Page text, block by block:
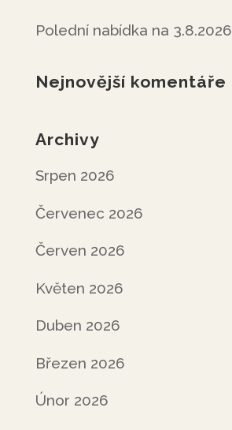
Polední nabídka na 3.8.2026
Nejnovější komentáře
Archivy
Srpen 2026
Červenec 2026
Červen 2026
Květen 2026
Duben 2026
Březen 2026
Únor 2026